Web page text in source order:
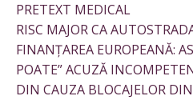
PRETEXT MEDICAL
RISC MAJOR CA
FINANȚAREA EUROPEANĂ:
POATE” ACUZĂ
DIN CAUZA BLOCAJELOR